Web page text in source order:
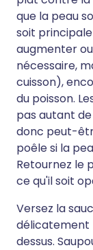
que la peau
soit
augmenter
nécessaire,
cuisson),
du poisson.
pas autant
donc peut-
poêle si la
Retournez le
ce qu'il soit
Versez la
délicatement
dessus.